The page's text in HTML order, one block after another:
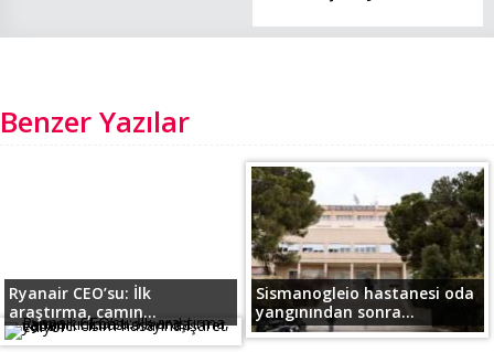
Benzer Yazılar
Ryanair CEO’su: İlk
araştırma, camın...
Sismanogleio hastanesi oda
yangınından sonra...